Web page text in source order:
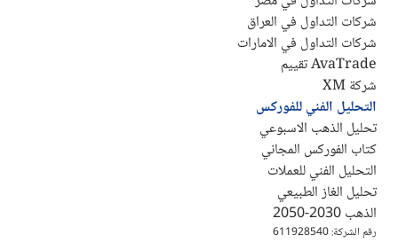
رقم الشركة: 611928540
شركات التداول في العراق
شركات التداول في الامارات
AvaTrade تقييم
شركة XM
التحليل الفني للفوركس
تحليل الذهب الاسبوعي
كتاب الفوركس المجاني
التحليل الفني للعملات
تحليل الغاز الطبيعي
الذهب 2030-2050